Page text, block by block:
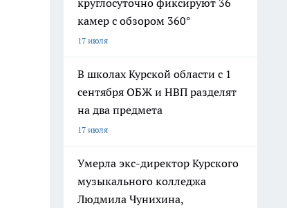
круглосуточно фиксируют 36
камер с обзором 360°
17 июля
В школах Курской области с 1
сентября ОБЖ и НВП разделят
на два предмета
17 июля
Умерла экс-директор Курского
музыкального колледжа
Людмила Чунихина,